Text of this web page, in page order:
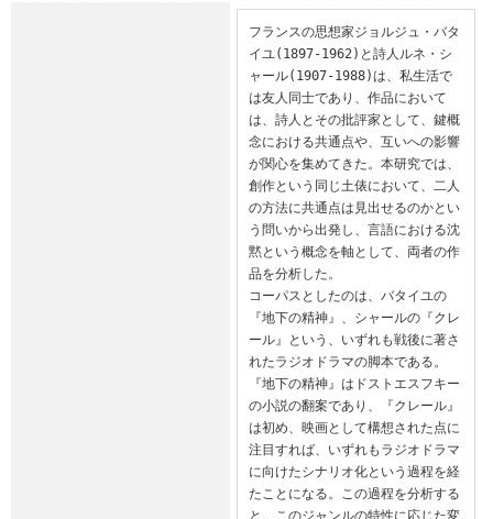
フランスの思想家ジョルジュ・バタ
イユ(1897-1962)と詩人ルネ・シ
ャール(1907-1988)は、私生活で
は友人同士であり、作品において
は、詩人とその批評家として、鍵概
念における共通点や、互いへの影響
が関心を集めてきた。本研究では、
創作という同じ土俵において、二人
の方法に共通点は見出せるのかとい
う問いから出発し、言語における沈
黙という概念を軸として、両者の作
品を分析した。
コーパスとしたのは、バタイユの
『地下の精神』、シャールの『クレ
ール』という、いずれも戦後に著さ
れたラジオドラマの脚本である。
『地下の精神』はドストエスフキー
の小説の翻案であり、『クレール』
は初め、映画として構想された点に
注目すれば、いずれもラジオドラマ
に向けたシナリオ化という過程を経
たことになる。この過程を分析する
と、このジャンルの特性に応じた変